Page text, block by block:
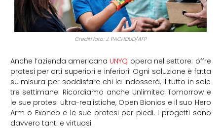
Crediti foto: J. PACHOUD/AFP
Anche l’azienda americana UNYQ opera nel settore: offre
protesi per arti superiori e inferiori. Ogni soluzione è fatta
su misura per soddisfare chi la indosserà, il tutto in sole
tre settimane. Ricordiamo anche Unlimited Tomorrow e
le sue protesi ultra-realistiche, Open Bionics e il suo Hero
Arm o Exoneo e le sue protesi per piedi. I progetti sono
davvero tanti e virtuosi.